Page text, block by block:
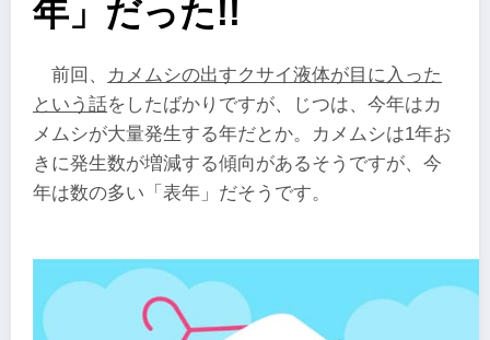
年」だった!!
前回、
カメムシの出すクサイ液体が目に入った
という話をしたばかりですが、じつは、今年はカ
メムシが大量発生する年だとか。カメムシは1年お
きに発生数が増減する傾向があるそうですが、今
年は数の多い「表年」だそうです。